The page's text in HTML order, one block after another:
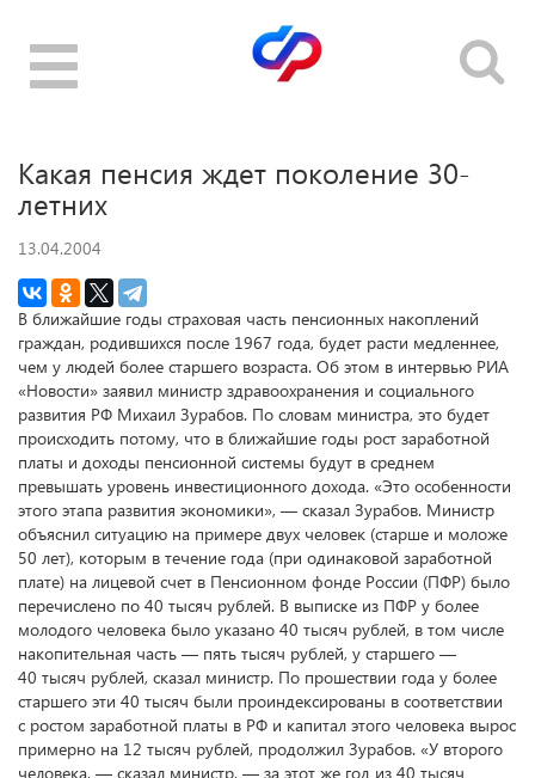
Toggle
navigation
Какая пенсия ждет поколение 30-
летних
13.04.2004
В ближайшие годы страховая часть пенсионных накоплений
граждан, родившихся после 1967 года, будет расти медленнее,
чем у людей более старшего возраста. Об этом в интервью РИА
«Новости» заявил министр здравоохранения и социального
развития РФ Михаил Зурабов. По словам министра, это будет
происходить потому, что в ближайшие годы рост заработной
платы и доходы пенсионной системы будут в среднем
превышать уровень инвестиционного дохода. «Это особенности
этого этапа развития экономики», — сказал Зурабов. Министр
объяснил ситуацию на примере двух человек (старше и моложе
50 лет), которым в течение года (при одинаковой заработной
плате) на лицевой счет в Пенсионном фонде России (ПФР) было
перечислено по 40 тысяч рублей. В выписке из ПФР у более
молодого человека было указано 40 тысяч рублей, в том числе
накопительная часть — пять тысяч рублей, у старшего —
40 тысяч рублей, сказал министр. По прошествии года у более
старшего эти 40 тысяч были проиндексированы в соответствии
с ростом заработной платы в РФ и капитал этого человека вырос
примерно на 12 тысяч рублей, продолжил Зурабов. «У второго
человека, — сказал министр, — за этот же год из 40 тысяч